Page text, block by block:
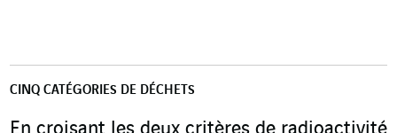
CINQ CATÉGORIES DE DÉCHETS